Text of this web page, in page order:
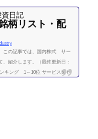
日記
柄リスト・配
この記事では、国内株式 サー
紹介します。（最終更新日：
キング 1～10位 サービス業セ